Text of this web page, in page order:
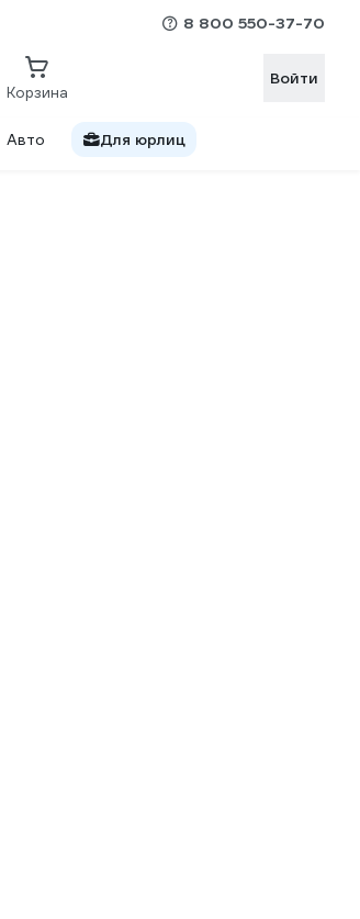
8 800 550-37-70
Корзина
Войти
Авто Для юрлиц